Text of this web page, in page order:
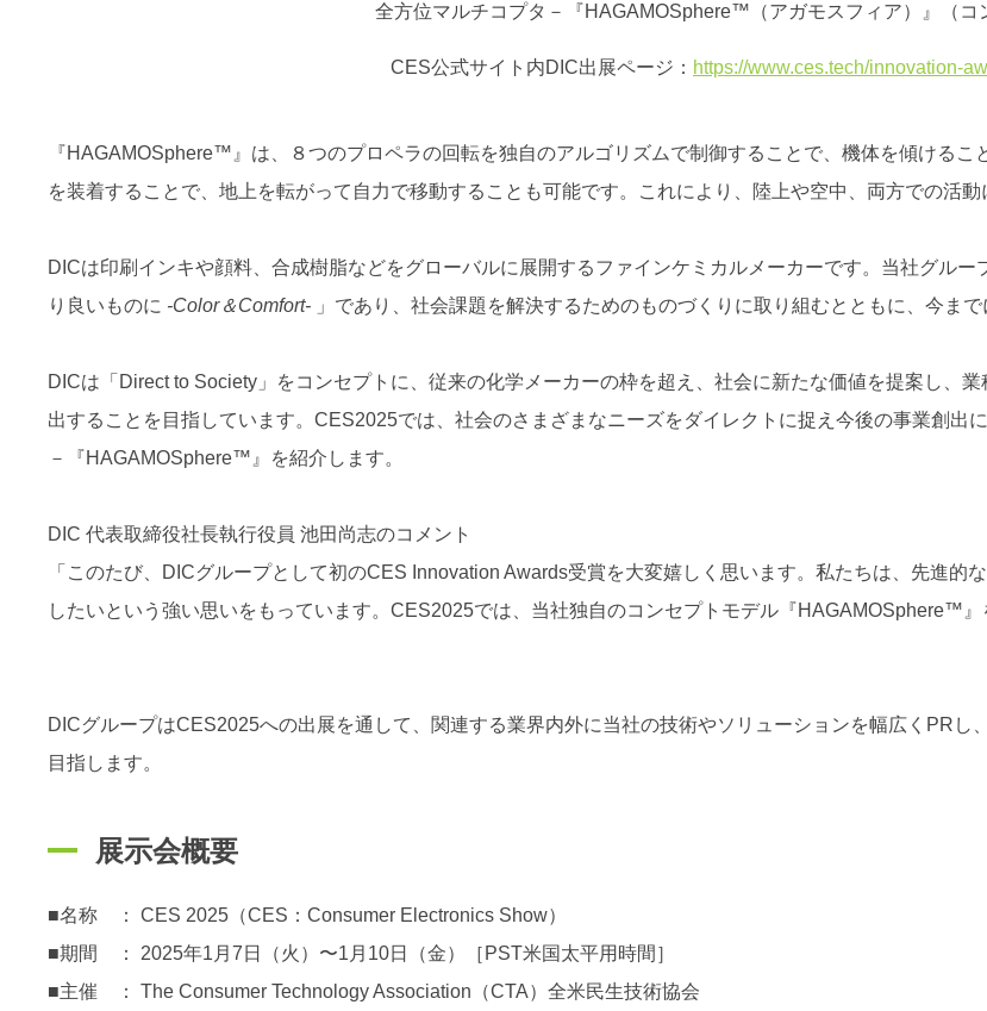
全方位マルチコプタ－『HAGAMOSphere™（アガモスフィア）』（コ
CES公式サイト内DIC出展ページ： https://www.ces.tech/innovation-
『HAGAMOSphere™』は、８つのプロペラの回転を独自のアルゴリズムで制御することで、機体を傾ける
を装着することで、地上を転がって自力で移動することも可能です。これにより、陸上や空中、両方での活
DICは印刷インキや顔料、合成樹脂などをグローバルに展開するファインケミカルメーカーです。当社グル
り良いものに -Color＆Comfort- 」であり、社会課題を解決するためのものづくりに取り組むとともに、今ま
DICは「Direct to Society」をコンセプトに、従来の化学メーカーの枠を超え、社会に新たな価値を提案し、
出することを目指しています。CES2025では、社会のさまざまなニーズをダイレクトに捉え今後の事業創出
－『HAGAMOSphere™』を紹介します。
DIC 代表取締役社長執行役員 池田尚志のコメント
「このたび、DICグループとして初のCES Innovation Awards受賞を大変嬉しく思います。私たちは、先進
したいという強い思いをもっています。CES2025では、当社独自のコンセプトモデル『HAGAMOSphere™
DICグループはCES2025への出展を通して、関連する業界内外に当社の技術やソリューションを幅広くPR
目指します。
展示会概要
■名称 ： CES 2025（CES：Consumer Electronics Show）
■期間 ： 2025年1月7日（火）〜1月10日（金）［PST米国太平用時間］
■主催 ： The Consumer Technology Association（CTA）全米民生技術協会